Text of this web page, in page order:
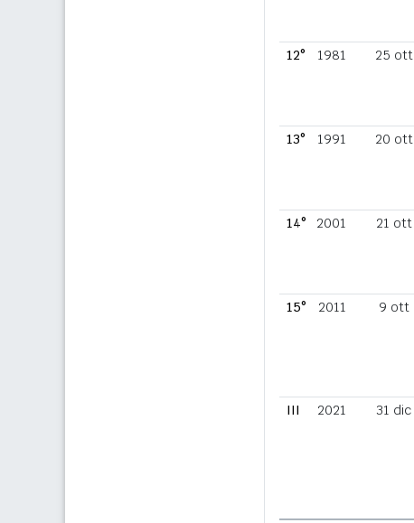
12°
1981 25 ott
13°
1991 20 ott
14°
2001 21 ott
15°
2011 9 ott
III
2021 31 dic